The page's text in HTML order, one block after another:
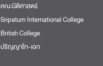
คณะนิติศาสตร์
Sripatum International College
British College
ปริญญาโท-เอก